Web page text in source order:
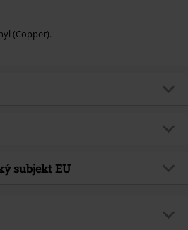
(Copper).
Death Metal
LP
subjekt EU